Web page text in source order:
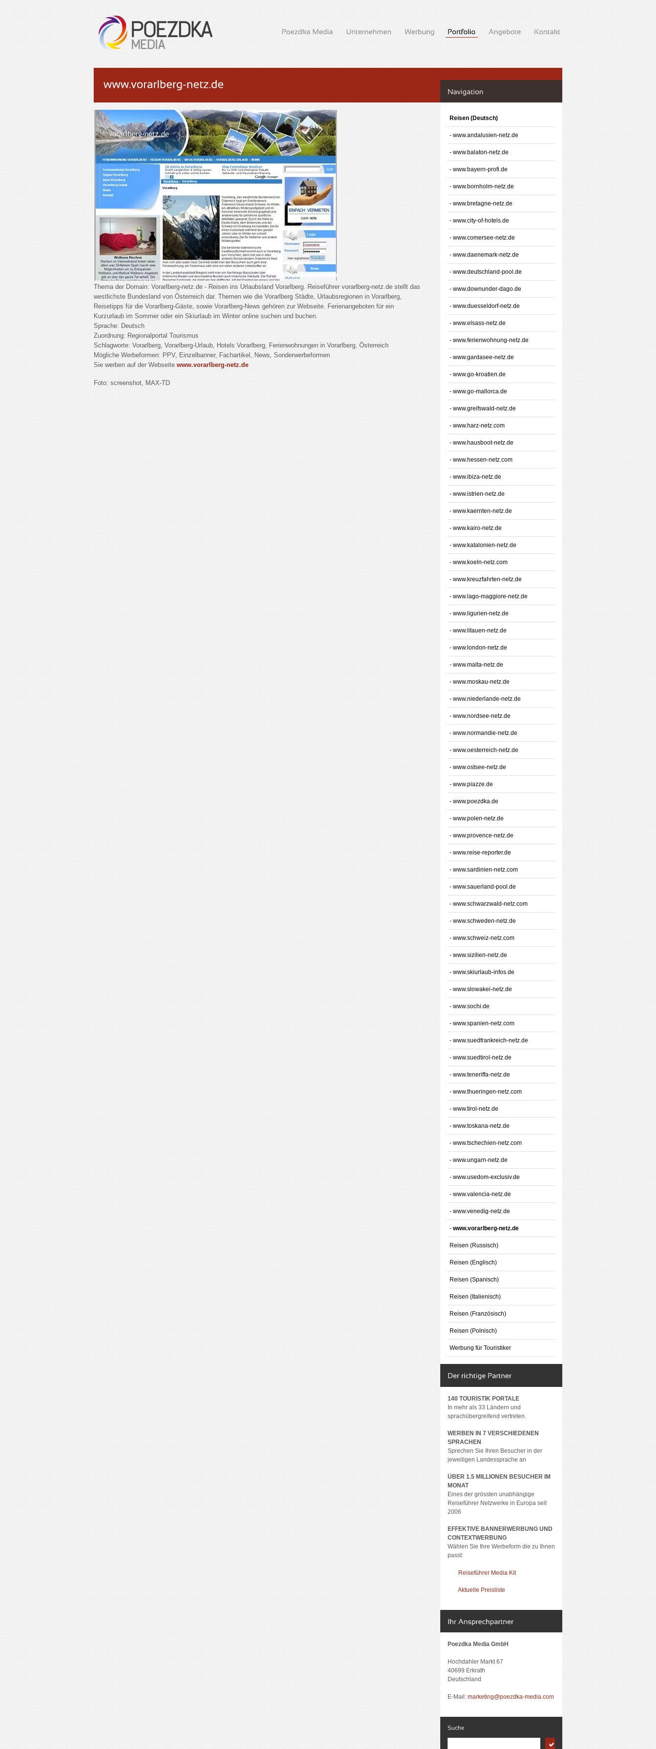
Thema der Domain: Vorarlberg-netz.de - Reisen ins Urlaubsland Vorarlberg. Reiseführer vorarlberg-netz.de stellt das
westlichste Bundesland von Österreich dar. Themen wie die Vorarlberg Städte, Urlaubsregionen in Vorarlberg,
Reisetipps für die Vorarlberg-Gäste, sowie Vorarlberg-News gehören zur Webseite. Ferienangeboten für ein
Kurzurlaub im Sommer oder ein Skiurlaub im Winter online suchen und buchen.
Sprache: Deutsch
Zuordnung: Regionalportal Tourismus
Schlagworte: Vorarlberg, Vorarlberg-Urlaub, Hotels Vorarlberg, Ferienwohnungen in Vorarlberg, Österreich
Mögliche Werbeformen: PPV, Einzelbanner, Fachartikel, News, Sonderwerbeformen
Sie werben auf der Webseite www.vorarlberg-netz.de
Foto: screenshot, MAX-TD
Reisen (Deutsch)
- www.andalusien-netz.de
- www.balaton-netz.de
- www.bayern-profi.de
- www.bornholm-netz.de
- www.bretagne-netz.de
- www.city-of-hotels.de
- www.comersee-netz.de
- www.daenemark-netz.de
- www.deutschland-pool.de
- www.downunder-dago.de
- www.duesseldorf-netz.de
- www.elsass-netz.de
- www.ferienwohnung-netz.de
- www.gardasee-netz.de
- www.go-kroatien.de
- www.go-mallorca.de
- www.greifswald-netz.de
- www.harz-netz.com
- www.hausboot-netz.de
- www.hessen-netz.com
- www.ibiza-netz.de
- www.istrien-netz.de
- www.kaernten-netz.de
- www.kairo-netz.de
- www.katalonien-netz.de
- www.koeln-netz.com
- www.kreuzfahrten-netz.de
- www.lago-maggiore-netz.de
- www.ligurien-netz.de
- www.litauen-netz.de
- www.london-netz.de
- www.malta-netz.de
- www.moskau-netz.de
- www.niederlande-netz.de
- www.nordsee-netz.de
- www.normandie-netz.de
- www.oesterreich-netz.de
- www.ostsee-netz.de
- www.piazze.de
- www.poezdka.de
- www.polen-netz.de
- www.provence-netz.de
- www.reise-reporter.de
- www.sardinien-netz.com
- www.sauerland-pool.de
- www.schwarzwald-netz.com
- www.schweden-netz.de
- www.schweiz-netz.com
- www.sizilien-netz.de
- www.skiurlaub-infos.de
- www.slowakei-netz.de
- www.sochi.de
- www.spanien-netz.com
- www.suedfrankreich-netz.de
- www.suedtirol-netz.de
- www.teneriffa-netz.de
- www.thueringen-netz.com
- www.tirol-netz.de
- www.toskana-netz.de
- www.tschechien-netz.com
- www.ungarn-netz.de
- www.usedom-exclusiv.de
- www.valencia-netz.de
- www.venedig-netz.de
- www.vorarlberg-netz.de
Reisen (Russisch)
Reisen (Englisch)
Reisen (Spanisch)
Reisen (Italienisch)
Reisen (Französisch)
Reisen (Polnisch)
Werbung für Touristiker
140 TOURISTIK PORTALE
In mehr als 33 Ländern und
sprachübergreifend vertreten.
WERBEN IN 7 VERSCHIEDENEN
SPRACHEN
Sprechen Sie Ihren Besucher in der
jeweiligen Landessprache an
ÜBER 1.5 MILLIONEN BESUCHER IM
MONAT
Eines der grössten unabhängige
Reiseführer Netzwerke in Europa seit
2006
EFFEKTIVE BANNERWERBUNG UND
CONTEXTWERBUNG
Wählen Sie Ihre Werbeform die zu Ihnen
passt:
Reiseführer Media Kit
Aktuelle Preisliste
Poezdka Media GmbH
Hochdahler Markt 67
40699 Erkrath
Deutschland
E-Mail: marketing@poezdka-media.com